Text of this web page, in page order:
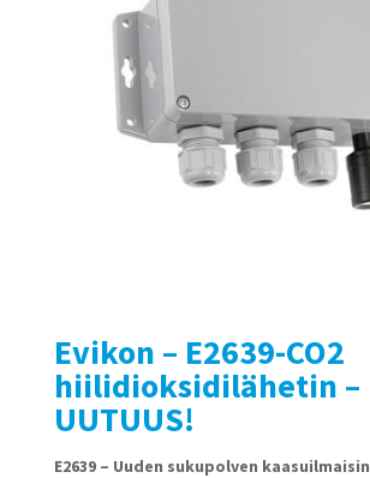
Evikon – E2639-CO2
hiilidioksidilähetin –
UUTUUS!
E2639 – Uuden sukupolven kaasuilmaisin